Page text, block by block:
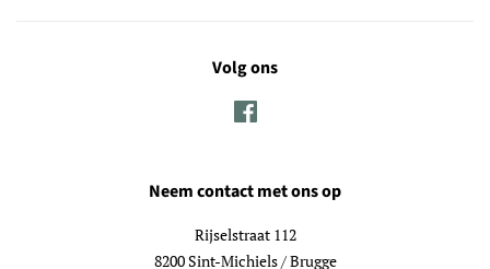
Volg ons
Neem contact met ons op
Rijselstraat 112
8200 Sint-Michiels / Brugge